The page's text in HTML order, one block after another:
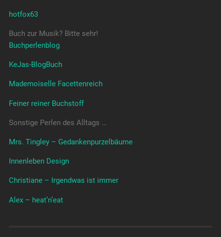
hotfox63
Buch zur Musik? Bitte sehr!
Buchperlenblog
KeJas-BlogBuch
Mademoiselle Facettenreich
Feiner reiner Buchstoff
Sonstige Perlen des Alltags …
Mrs. Tingley – Gedankenpurzelbäume
Innenleben Design
Christiane – Irgendwas ist immer
Alex – heat’n’eat